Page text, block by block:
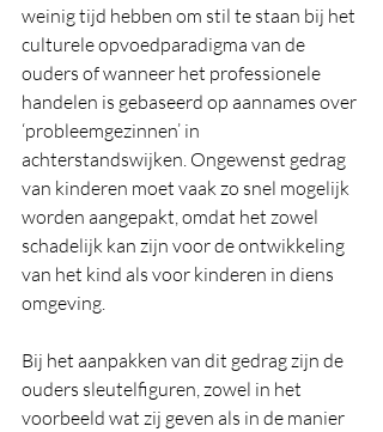
weinig tijd hebben om stil te staan bij het
culturele opvoedparadigma van de
ouders of wanneer het professionele
handelen is gebaseerd op aannames over
‘probleemgezinnen’ in
achterstandswijken. Ongewenst gedrag
van kinderen moet vaak zo snel mogelijk
worden aangepakt, omdat het zowel
schadelijk kan zijn voor de ontwikkeling
van het kind als voor kinderen in diens
omgeving.
Bij het aanpakken van dit gedrag zijn de
ouders sleutelfiguren, zowel in het
voorbeeld wat zij geven als in de manier